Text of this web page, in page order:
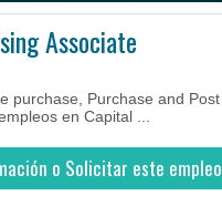
Associate
purchase, Purchase and Post
en Capital ...
o Solicitar este empleo